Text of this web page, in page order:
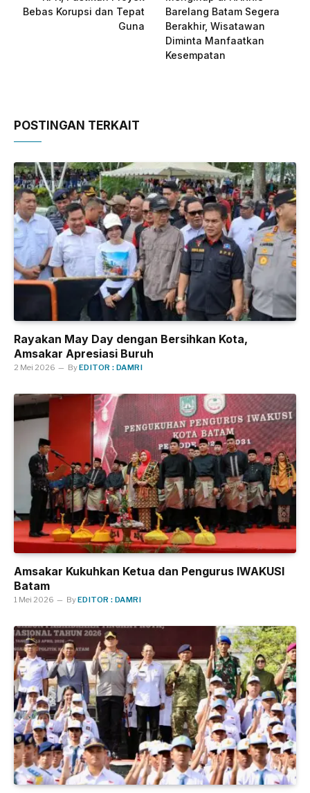
Bebas Korupsi dan Tepat
Guna
Barelang Batam Segera
Berakhir, Wisatawan
Diminta Manfaatkan
Kesempatan
POSTINGAN TERKAIT
Rayakan May Day dengan Bersihkan Kota,
Amsakar Apresiasi Buruh
2 Mei 2026 ByEDITOR : DAMRI
Amsakar Kukuhkan Ketua dan Pengurus IWAKUSI
Batam
1 Mei 2026 ByEDITOR : DAMRI